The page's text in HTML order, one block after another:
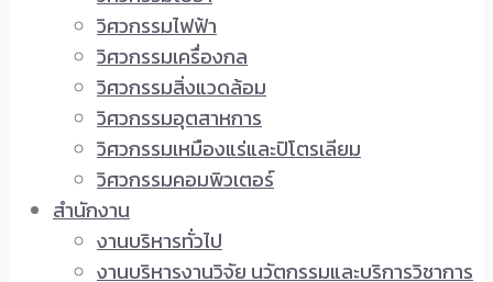
วิศวกรรมไฟฟ้า
วิศวกรรมเครื่องกล
วิศวกรรมสิ่งแวดล้อม
วิศวกรรมอุตสาหการ
วิศวกรรมเหมืองแร่และปิโตรเลียม
วิศวกรรมคอมพิวเตอร์
สำนักงาน
งานบริหารทั่วไป
งานบริหารงานวิจัย นวัตกรรมและบริการวิชาการ